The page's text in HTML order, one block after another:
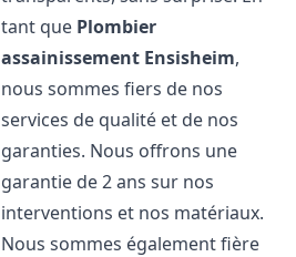
tant que Plombier
assainissement Ensisheim,
nous sommes fiers de nos
services de qualité et de nos
garanties. Nous offrons une
garantie de 2 ans sur nos
interventions et nos matériaux.
Nous sommes également fière